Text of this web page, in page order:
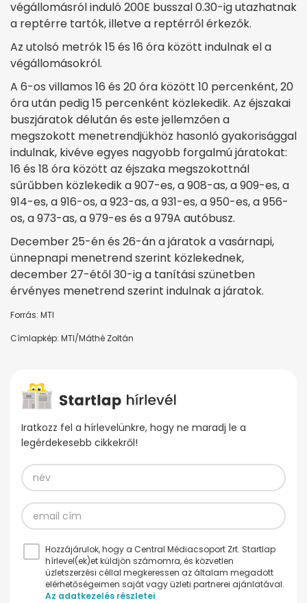
végállomásról induló 200E busszal 0.30-ig utazhatnak
a reptérre tartók, illetve a reptérről érkezők.
Az utolsó metrók 15 és 16 óra között indulnak el a
végállomásokról.
A 6-os villamos 16 és 20 óra között 10 percenként, 20
óra után pedig 15 percenként közlekedik. Az éjszakai
buszjáratok délután és este jellemzően a
megszokott menetrendjükhöz hasonló gyakorisággal
indulnak, kivéve egyes nagyobb forgalmú járatokat:
16 és 18 óra között az éjszaka megszokottnál
sűrűbben közlekedik a 907-es, a 908-as, a 909-es, a
914-es, a 916-os, a 923-as, a 931-es, a 950-es, a 956-
os, a 973-as, a 979-es és a 979A autóbusz.
December 25-én és 26-án a járatok a vasárnapi,
ünnepnapi menetrend szerint közlekednek,
december 27-étől 30-ig a tanítási szünetben
érvényes menetrend szerint indulnak a járatok.
Forrás: MTI
Címlapkép: MTI/Máthé Zoltán
Iratkozz fel a hírlevelünkre, hogy ne maradj le a
legérdekesebb cikkekről!
Hozzájárulok, hogy a Central Médiacsoport Zrt. Startlap
hírlevel(ek)et küldjön számomra, és közvetlen
üzletszerzési céllal megkeressen az általam megadott
elérhetőségeimen saját vagy üzleti partnerei ajánlatával.
Az adatkezelés részletei